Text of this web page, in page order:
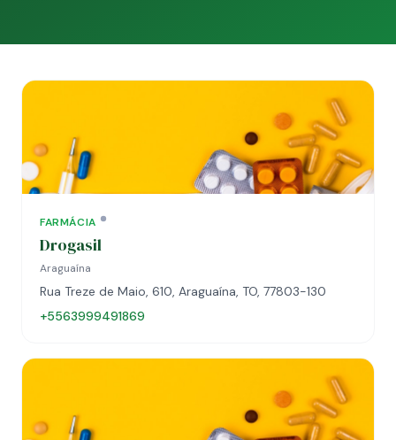
FARMÁCIA
Drogasil
Araguaína
Rua Treze de Maio, 610, Araguaína, TO, 77803-130
+5563999491869